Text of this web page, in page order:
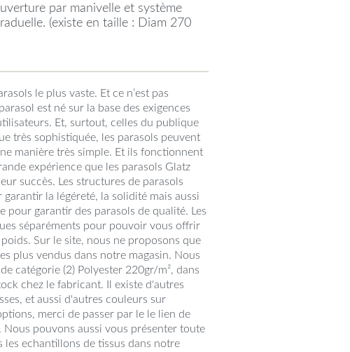
par manivelle et système
(existe en taille : Diam 270
le plus vaste. Et ce n’est pas
est né sur la base des exigences
Et, surtout, celles du publique
très sophistiquée, les parasols peuvent
manière très simple. Et ils fonctionnent
expérience que les parasols Glatz
succès. Les structures de parasols
la légéreté, la solidité mais aussi
pour garantir des parasols de qualité. Les
séparéments pour pouvoir vous offrir
Sur le site, nous ne proposons que
plus vendus dans notre magasin. Nous
catégorie (2) Polyester 220gr/m², dans
chez le fabricant. Il existe d'autres
et aussi d'autres couleurs sur
merci de passer par le le lien de
pouvons aussi vous présenter toute
les echantillons de tissus dans notre